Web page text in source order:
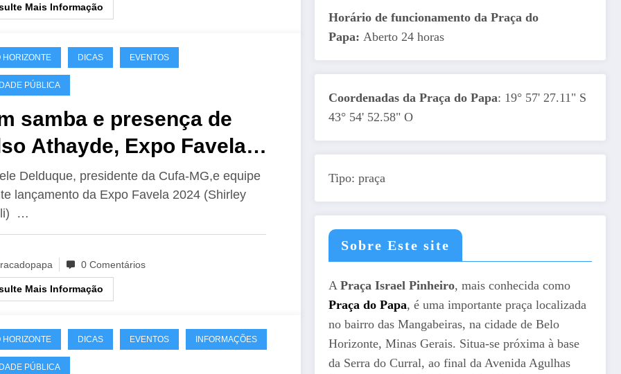
Mais Informação
HORIZONTE DICAS EVENTOS
PÚBLICA
samba e presença de
Athayde, Expo Favela
é lançada em BH
Delduque, presidente da Cufa-MG,e equipe
lançamento da Expo Favela 2024 (Shirley
…
0 Comentários
Mais Informação
HORIZONTE DICAS EVENTOS INFORMAÇÕES
PÚBLICA
Horário de funcionamento da Praça do
Papa: Aberto 24 horas
Coordenadas da Praça do Papa: 19° 57' 27.11" S
43° 54' 52.58" O
Tipo: praça
Sobre Este site
APraça Israel Pinheiro, mais conhecida como
Praça do Papa, é uma importante praça localizada
no bairro das Mangabeiras, na cidade de Belo
Horizonte, Minas Gerais. Situa-se próxima à base
da Serra do Curral, ao final da Avenida Agulhas